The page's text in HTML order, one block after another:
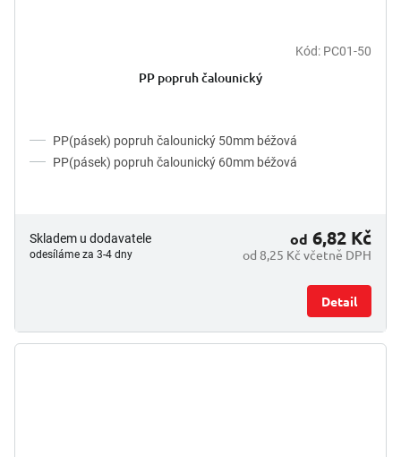
Kód: PC01-50
PP popruh čalounický
PP(pásek) popruh čalounický 50mm béžová
PP(pásek) popruh čalounický 60mm béžová
Skladem u dodavatele
odesíláme za 3-4 dny od 8,25 Kč včetně DPH
od 6,82 Kč
Detail